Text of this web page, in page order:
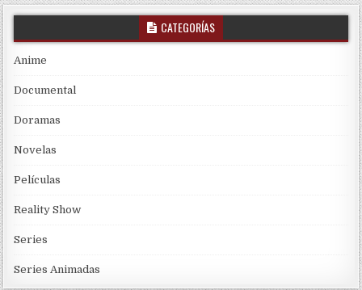
CATEGORÍAS
Anime
Documental
Doramas
Novelas
Películas
Reality Show
Series
Series Animadas